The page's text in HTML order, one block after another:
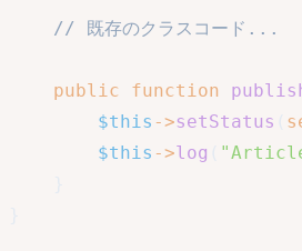
// 既存のクラスコード...
public function
$this ->setStatus
$this ->log